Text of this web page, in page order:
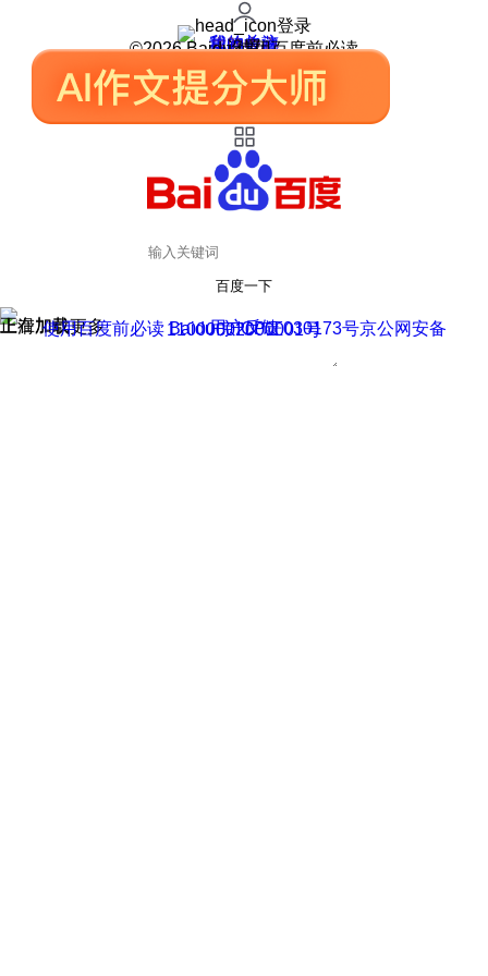
登录
我的关注
我的收藏
皮肤中心
用户反馈
设置
©2026 Baidu 使用百度前必读
百度一下
正在加载
上滑加载更多 用户反馈
使用百度前必读 Baidu 京ICP证030173号
京公网安备11000002000001号